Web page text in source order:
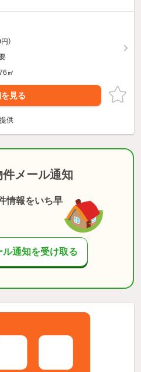
）
㎡
見る
供
件メール通知
情報をいち早
ル通知を受け取る